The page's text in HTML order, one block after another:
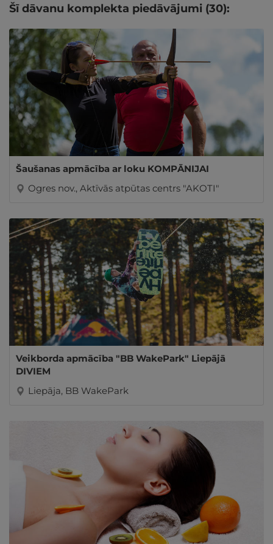
Šī dāvanu komplekta piedāvājumi (30):
Šaušanas apmācība ar loku KOMPĀNIJAI
Ogres nov., Aktīvās atpūtas centrs "AKOTI"
Veikborda apmācība "BB WakePark" Liepājā
DIVIEM
Liepāja, BB WakePark